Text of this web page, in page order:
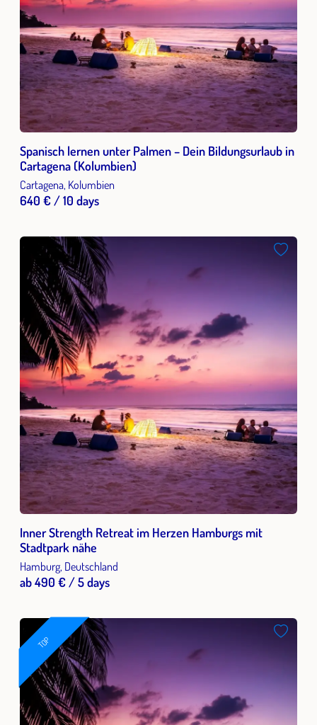
Spanisch lernen unter Palmen – Dein Bildungsurlaub in
Cartagena (Kolumbien)
Cartagena, Kolumbien
640 € / 10 days
Inner Strength Retreat im Herzen Hamburgs mit
Stadtpark nähe
Hamburg, Deutschland
ab 490 € / 5 days
TOP